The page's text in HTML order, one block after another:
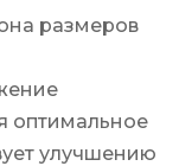
размеров
оптимальное
улучшению